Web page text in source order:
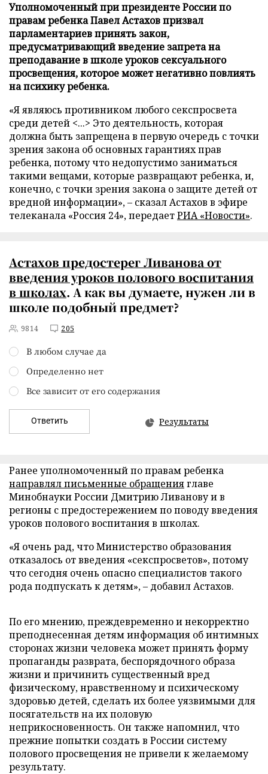
Уполномоченный при президенте России по
правам ребенка Павел Астахов призвал
парламентариев принять закон,
предусматривающий введение запрета на
преподавание в школе уроков сексуального
просвещения, которое может негативно повлиять
на психику ребенка.
«Я являюсь противником любого секспросвета
среди детей <...> Это деятельность, которая
должна быть запрещена в первую очередь с точки
зрения закона об основных гарантиях прав
ребенка, потому что недопустимо заниматься
такими вещами, которые развращают ребенка, и,
конечно, с точки зрения закона о защите детей от
вредной информации»,– сказал Астахов в эфире
телеканала «Россия 24», передаетРИА «Новости».
Астахов предостерег Ливанова от
введения уроков полового воспитания
в школах. А как вы думаете, нужен ли в
школе подобный предмет?
9814 205
В любом случае да
Определенно нет
Все зависит от его содержания
Ответить Результаты
Ранее уполномоченный по правам ребенка
направлял письменные обращенияглаве
Минобнауки России Дмитрию Ливанову и в
регионы с предостережением по поводу введения
уроков полового воспитания в школах.
«Я очень рад, что Министерство образования
отказалось от введения «секспросветов», потому
что сегодня очень опасно специалистов такого
рода подпускать к детям»,– добавил Астахов.
По его мнению, преждевременно и некорректно
преподнесенная детям информация об интимных
сторонах жизни человека может принять форму
пропаганды разврата, беспорядочного образа
жизни и причинить существенный вред
физическому, нравственному и психическому
здоровью детей, сделать их более уязвимыми для
посягательств на их половую
неприкосновенность. Он также напомнил, что
прежние попытки создать в России систему
полового просвещения не привели к желаемому
результату.